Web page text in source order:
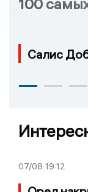
Салис
07/08 19:12